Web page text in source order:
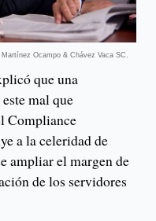
Ocampo & Chávez Vaca SC.
que una
mal que
Compliance
a la celeridad de
ampliar el margen de
de los servidores